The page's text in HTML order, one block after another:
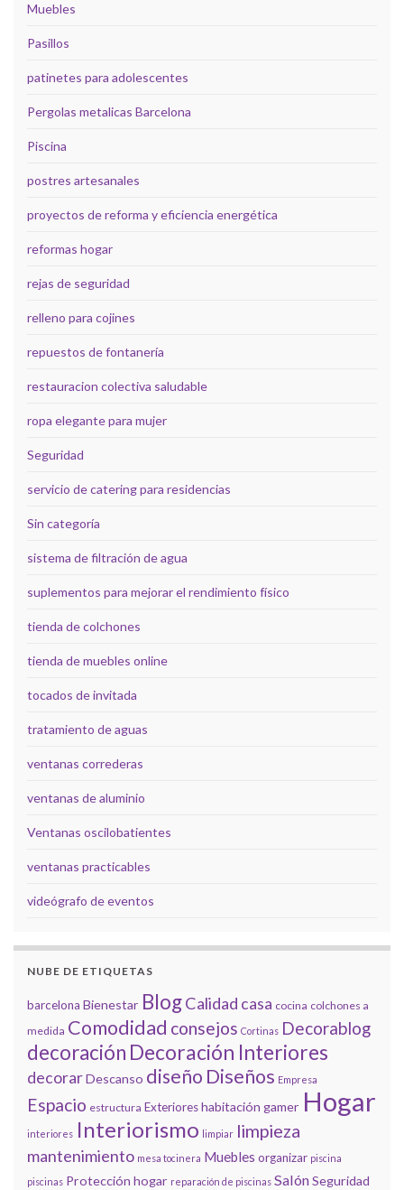
Muebles
Pasillos
patinetes para adolescentes
Pergolas metalicas Barcelona
Piscina
postres artesanales
proyectos de reforma y eficiencia energética
reformas hogar
rejas de seguridad
relleno para cojines
repuestos de fontanería
restauracion colectiva saludable
ropa elegante para mujer
Seguridad
servicio de catering para residencias
Sin categoría
sistema de filtración de agua
suplementos para mejorar el rendimiento físico
tienda de colchones
tienda de muebles online
tocados de invitada
tratamiento de aguas
ventanas correderas
ventanas de aluminio
Ventanas oscilobatientes
ventanas practicables
videógrafo de eventos
NUBE DE ETIQUETAS
barcelona Bienestar BlogCalidad casa cocina colchones a
medida Comodidad consejos Cortinas Decorablog
decoración Decoración Interiores
decorarDescanso diseño Diseños Empresa
Espacio estructura Exterioreshabitación gamer Hogar
interiores Interiorismo limpiar limpieza
mantenimiento mesa tocinera Muebles organizar piscina
piscinas Protección hogar reparación de piscinas SalónSeguridad